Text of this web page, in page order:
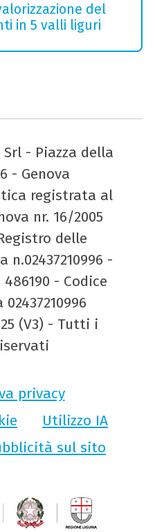
del
in 5 valli liguri
- Piazza della
- Genova
registrata al
nr. 16/2005
delle
n.02437210996 -
486190 - Codice
(V3) - Tutti i
privacy
Utilizzo IA
sul sito